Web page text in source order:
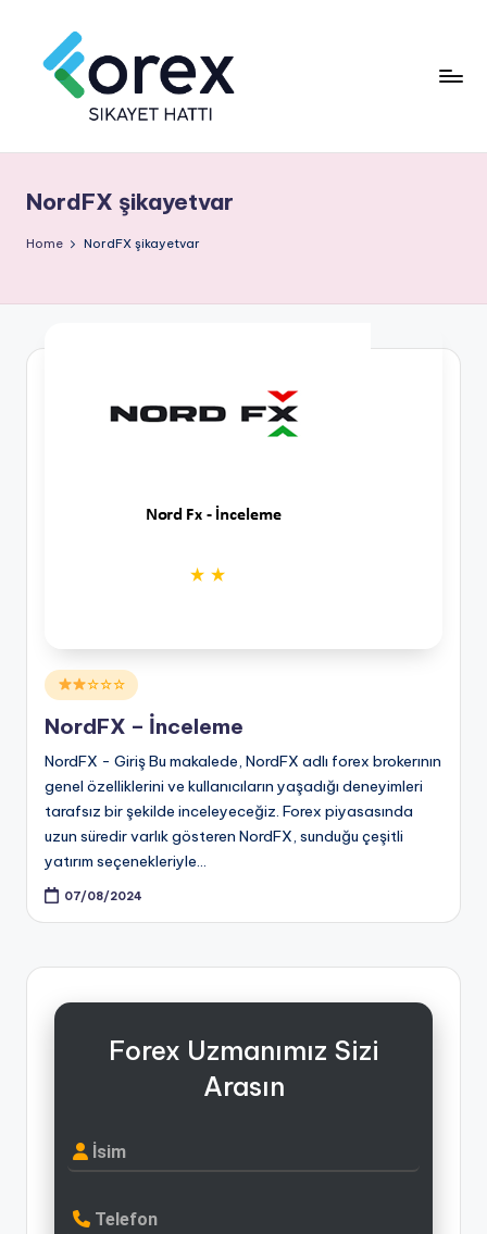
NordFX şikayetvar
Home NordFX şikayetvar
Posted
in
☆☆☆
NordFX – İnceleme
NordFX - Giriş Bu makalede, NordFX adlı forex brokerının
genel özelliklerini ve kullanıcıların yaşadığı deneyimleri
tarafsız bir şekilde inceleyeceğiz. Forex piyasasında
uzun süredir varlık gösteren NordFX, sunduğu çeşitli
yatırım seçenekleriyle…
07/08/2024
Forex Uzmanımız Sizi
Arasın
İsim
Telefon